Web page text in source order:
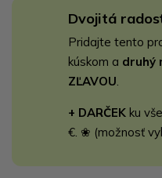
Dvojitá
Pridajte tento
kúskom a druhý
ZĽAVOU
+ DARČEK ku
€. ❀ (možnosť